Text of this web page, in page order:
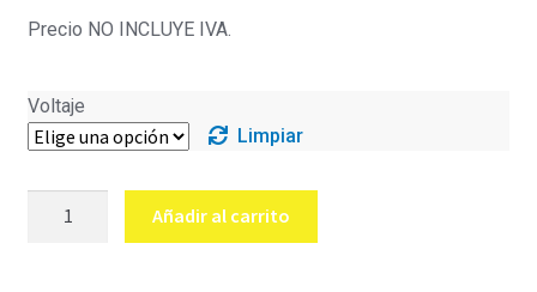
precios:
$ 40,30
$ 50,20
Precio NO INCLUYE IVA.
Voltaje
Limpiar
Añadir al carrito